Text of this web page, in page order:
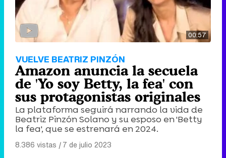
00:57
VUELVE BEATRIZ PINZÓN
Amazon anuncia la secuela
de 'Yo soy Betty, la fea' con
sus protagonistas originales
La plataforma seguirá narrando la vida de
Beatriz Pinzón Solano y su esposo en 'Betty
la fea', que se estrenará en 2024.
8.386 vistas |7 de julio 2023